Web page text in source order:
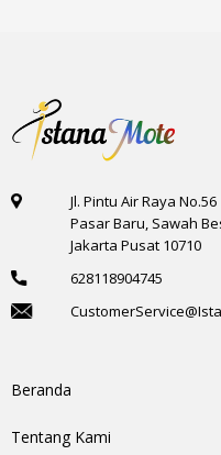
Jl. Pintu Air Raya No.56
Pasar Baru, Sawah
Jakarta Pusat 10710
628118904745
Beranda
Tentang Kami